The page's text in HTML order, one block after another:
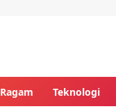
Ragam Teknologi